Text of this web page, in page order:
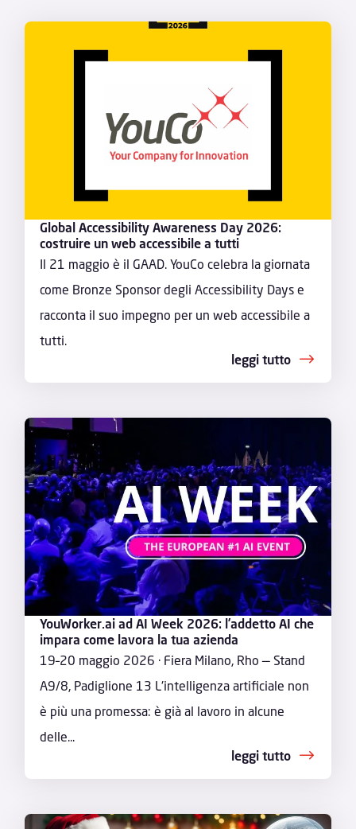
Global Accessibility Awareness Day 2026:
costruire un web accessibile a tutti
Il 21 maggio è il GAAD. YouCo celebra la giornata
come Bronze Sponsor degli Accessibility Days e
racconta il suo impegno per un web accessibile a
tutti.
leggi tutto
YouWorker.ai ad AI Week 2026: l’addetto AI che
impara come lavora la tua azienda
19–20 maggio 2026 · Fiera Milano, Rho — Stand
A9/8, Padiglione 13 L'intelligenza artificiale non
è più una promessa: è già al lavoro in alcune
delle...
leggi tutto